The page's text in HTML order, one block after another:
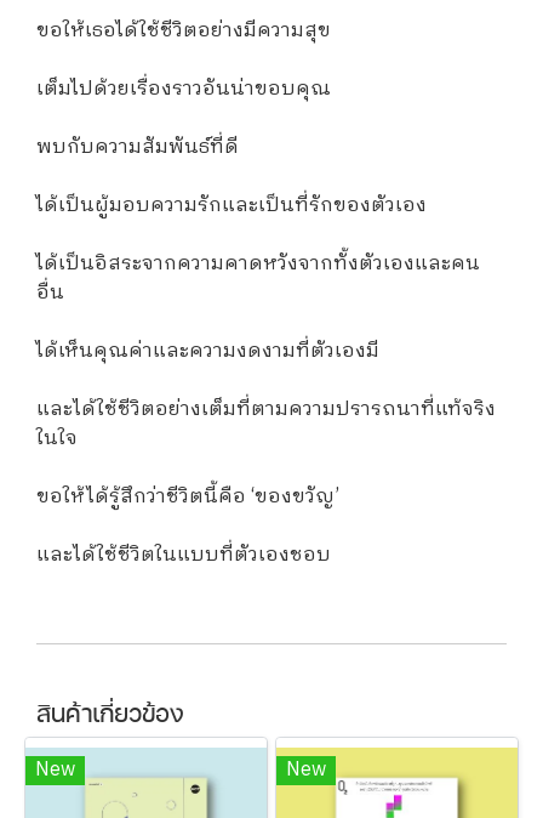
ขอให้เธอได้ใช้ชีวิตอย่างมีความสุข
เต็มไปด้วยเรื่องราวอันน่าขอบคุณ
พบกับความสัมพันธ์ที่ดี
ได้เป็นผู้มอบความรักและเป็นที่รักของตัวเอง
ได้เป็นอิสระจากความคาดหวังจากทั้งตัวเองและคน
อื่น
ได้เห็นคุณค่าและความงดงามที่ตัวเองมี
และได้ใช้ชีวิตอย่างเต็มที่ตามความปรารถนาที่แท้จริง
ในใจ
ขอให้ได้รู้สึกว่าชีวิตนี้คือ ‘ของขวัญ’
และได้ใช้ชีวิตในแบบที่ตัวเองชอบ
สินค้าเกี่ยวข้อง
New New